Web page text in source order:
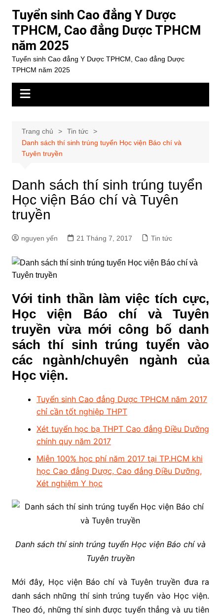
dung
Tuyển sinh Cao đẳng Y Dược
TPHCM, Cao đẳng Dược TPHCM
năm 2025
Tuyển sinh Cao đẳng Y Dược TPHCM, Cao đẳng Dược
TPHCM năm 2025
Trang chủ
Tin tức
Danh sách thí sinh trúng tuyển Học viện Báo chí và
Tuyên truyền
Danh sách thí sinh trúng tuyển
Học viện Báo chí và Tuyên
truyền
nguyen yến 21 Tháng 7, 2017 Tin tức
Với tinh thần làm việc tích cực,
Học viện Báo chí và Tuyên
truyền vừa mới công bố danh
sách thí sinh trúng tuyển vào
các ngành/chuyên ngành của
Học viện.
Tuyển sinh Cao đẳng Dược TPHCM năm 2017
chỉ cần tốt nghiệp THPT
Xét tuyển học bạ THPT Cao đẳng Điều Dưỡng
chính quy năm 2017
Miễn 100% học phí năm 2017 tại TP.HCM khi
học Cao đẳng Dược, Cao đẳng Điều Dưỡng,
Xét nghiệm Y học
Danh sách thí sinh trúng tuyển Học viện Báo chí và
Tuyên truyền
Mới đây, Học viện Báo chí và Tuyên truyền đưa ra
danh sách những thí sinh trúng tuyển vào Học viện.
Theo đó, những thí sinh được tuyển thẳng và ưu tiên